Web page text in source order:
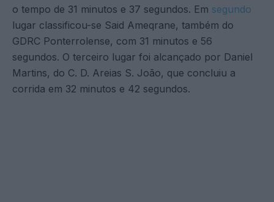
o tempo de 31 minutos e 37 segundos. Em segundo
lugar classificou-se Said Ameqrane, também do
GDRC Ponterrolense, com 31 minutos e 56
segundos. O terceiro lugar foi alcançado por Daniel
Martins, do C. D. Areias S. João, que concluiu a
corrida em 32 minutos e 42 segundos.